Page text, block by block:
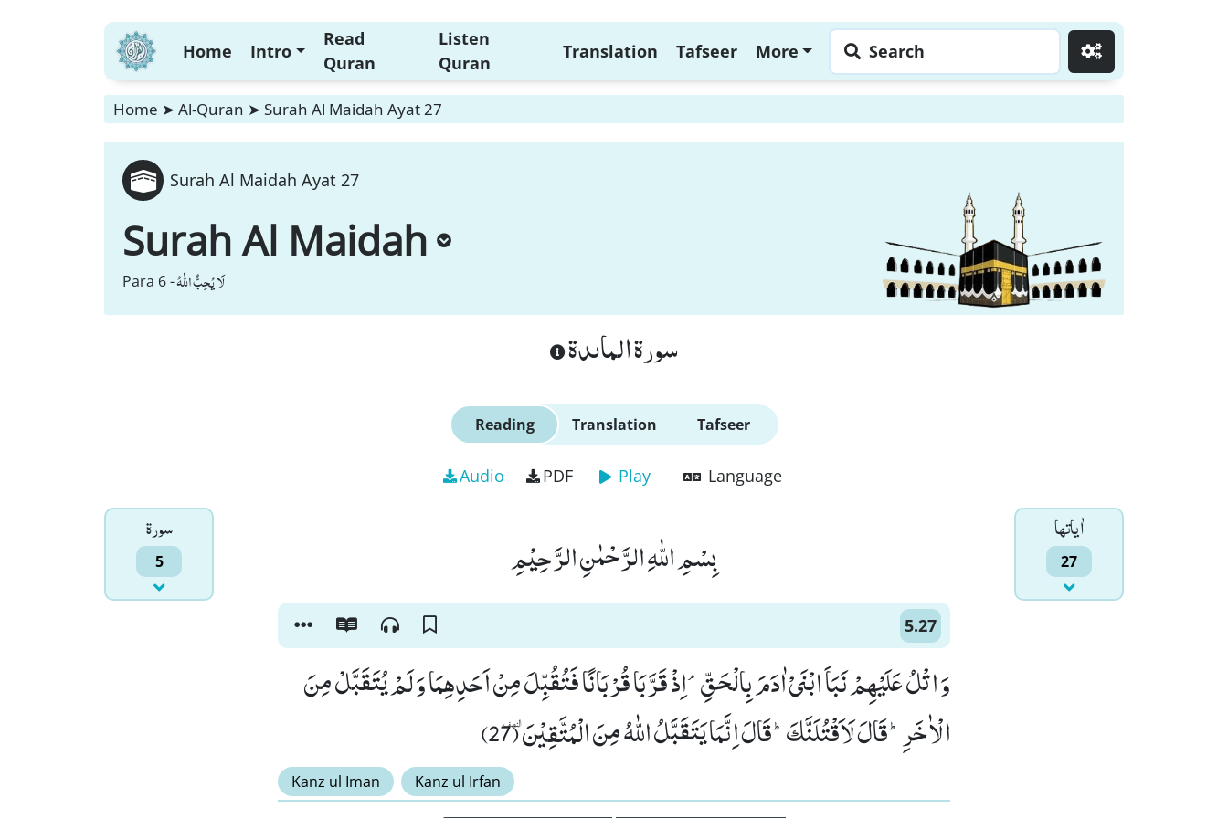
Home Intro
Read
Quran
Listen
Quran
Translation Tafseer More Search
Home ➤ Al-Quran ➤ Surah Al Maidah Ayat 27
Surah Al Maidah Ayat 27
Surah Al Maidah
Para 6 -لَا یُحِبُّ اللّٰهُ
سورة الماىدة
Reading Translation Tafseer
Audio PDF Play Language
سورۃ
5
اٰياتها
27 بِسْمِ اللّٰهِ الرَّحْمٰنِ الرَّحِیْمِ
5.27
وَ اتْلُ عَلَیْهِمْ نَبَاَ ابْنَیْ اٰدَمَ بِالْحَقِّۘ-اِذْ قَرَّبَا قُرْبَانًا فَتُقُبِّلَ مِنْ اَحَدِهِمَا وَ لَمْ یُتَقَبَّلْ مِنَ
الْاٰخَرِؕ-قَالَ لَاَقْتُلَنَّكَؕ-قَالَ اِنَّمَا یَتَقَبَّلُ اللّٰهُ مِنَ الْمُتَّقِیْنَٜ (27)
Kanz ul Iman Kanz ul Irfan